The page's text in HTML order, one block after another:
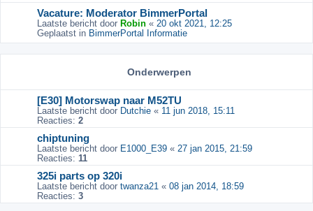
Vacature: Moderator BimmerPortal
Laatste bericht door Robin « 20 okt 2021, 12:25
Geplaatst in BimmerPortal Informatie
Onderwerpen
[E30] Motorswap naar M52TU
Laatste bericht door Dutchie « 11 jun 2018, 15:11
Reacties: 2
chiptuning
Laatste bericht door E1000_E39 « 27 jan 2015, 21:59
Reacties: 11
325i parts op 320i
Laatste bericht door twanza21 « 08 jan 2014, 18:59
Reacties: 3